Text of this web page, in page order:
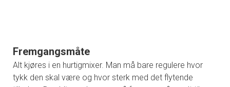
Fremgangsmåte
Alt kjøres i en hurtigmixer. Man må bare regulere hvor
tykk den skal være og hvor sterk med det flytende